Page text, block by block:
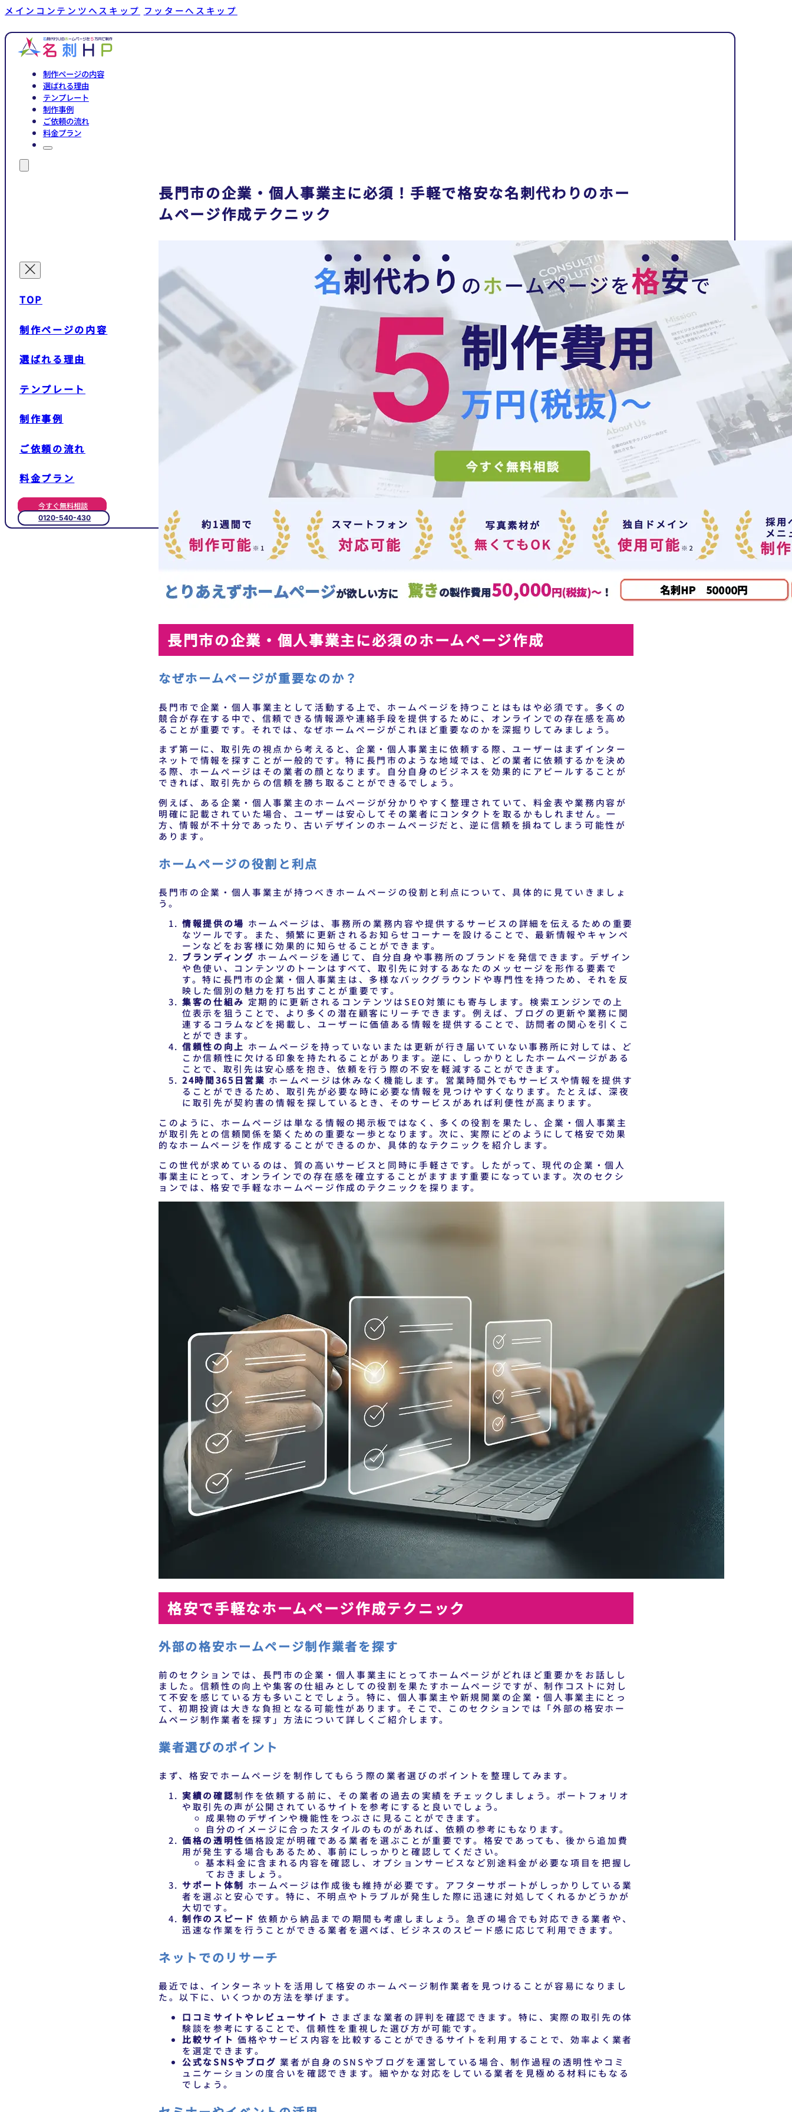
メインコンテンツへスキップ フッターへスキップ
制作ページの内容
選ばれる理由
テンプレート
制作事例
ご依頼の流れ
料金プラン
TOP
制作ページの内容
選ばれる理由
テンプレート
制作事例
ご依頼の流れ
料金プラン
今すぐ無料相談
0120-540-430
長門市の企業・個人事業主に必須！手軽で格安な名刺代わりのホー
ムページ作成テクニック
長門市の企業・個人事業主に必須のホームページ作成
なぜホームページが重要なのか？
長門市で企業・個人事業主として活動する上で、ホームページを持つことはもはや必須です。多くの
競合が存在する中で、信頼できる情報源や連絡手段を提供するために、オンラインでの存在感を高め
ることが重要です。それでは、なぜホームページがこれほど重要なのかを深掘りしてみましょう。
まず第一に、取引先の視点から考えると、企業・個人事業主に依頼する際、ユーザーはまずインター
ネットで情報を探すことが一般的です。特に長門市のような地域では、どの業者に依頼するかを決め
る際、ホームページはその業者の顔となります。自分自身のビジネスを効果的にアピールすることが
できれば、取引先からの信頼を勝ち取ることができるでしょう。
例えば、ある企業・個人事業主のホームページが分かりやすく整理されていて、料金表や業務内容が
明確に記載されていた場合、ユーザーは安心してその業者にコンタクトを取るかもしれません。一
方、情報が不十分であったり、古いデザインのホームページだと、逆に信頼を損ねてしまう可能性が
あります。
ホームページの役割と利点
長門市の企業・個人事業主が持つべきホームページの役割と利点について、具体的に見ていきましょ
う。
情報提供の場 ホームページは、事務所の業務内容や提供するサービスの詳細を伝えるための重要
なツールです。また、頻繁に更新されるお知らせコーナーを設けることで、最新情報やキャンペ
ーンなどをお客様に効果的に知らせることができます。
ブランディング ホームページを通じて、自分自身や事務所のブランドを発信できます。デザイン
や色使い、コンテンツのトーンはすべて、取引先に対するあなたのメッセージを形作る要素で
す。特に長門市の企業・個人事業主は、多様なバックグラウンドや専門性を持つため、それを反
映した個別の魅力を打ち出すことが重要です。
集客の仕組み 定期的に更新されるコンテンツはSEO対策にも寄与します。検索エンジンでの上
位表示を狙うことで、より多くの潜在顧客にリーチできます。例えば、ブログの更新や業務に関
連するコラムなどを掲載し、ユーザーに価値ある情報を提供することで、訪問者の関心を引くこ
とができます。
信頼性の向上 ホームページを持っていないまたは更新が行き届いていない事務所に対しては、ど
こか信頼性に欠ける印象を持たれることがあります。逆に、しっかりとしたホームページがある
ことで、取引先は安心感を抱き、依頼を行う際の不安を軽減することができます。
24時間365日営業 ホームページは休みなく機能します。営業時間外でもサービスや情報を提供す
ることができるため、取引先が必要な時に必要な情報を見つけやすくなります。たとえば、深夜
に取引先が契約書の情報を探しているとき、そのサービスがあれば利便性が高まります。
このように、ホームページは単なる情報の掲示板ではなく、多くの役割を果たし、企業・個人事業主
が取引先との信頼関係を築くための重要な一歩となります。次に、実際にどのようにして格安で効果
的なホームページを作成することができるのか、具体的なテクニックを紹介します。
この世代が求めているのは、質の高いサービスと同時に手軽さです。したがって、現代の企業・個人
事業主にとって、オンラインでの存在感を確立することがますます重要になっています。次のセクシ
ョンでは、格安で手軽なホームページ作成のテクニックを探ります。
格安で手軽なホームページ作成テクニック
外部の格安ホームページ制作業者を探す
前のセクションでは、長門市の企業・個人事業主にとってホームページがどれほど重要かをお話しし
ました。信頼性の向上や集客の仕組みとしての役割を果たすホームページですが、制作コストに対し
て不安を感じている方も多いことでしょう。特に、個人事業主や新規開業の企業・個人事業主にとっ
て、初期投資は大きな負担となる可能性があります。そこで、このセクションでは「外部の格安ホー
ムページ制作業者を探す」方法について詳しくご紹介します。
業者選びのポイント
まず、格安でホームページを制作してもらう際の業者選びのポイントを整理してみます。
実績の確認制作を依頼する前に、その業者の過去の実績をチェックしましょう。ポートフォリオ
や取引先の声が公開されているサイトを参考にすると良いでしょう。
成果物のデザインや機能性をつぶさに見ることができます。
自分のイメージに合ったスタイルのものがあれば、依頼の参考にもなります。
価格の透明性価格設定が明確である業者を選ぶことが重要です。格安であっても、後から追加費
用が発生する場合もあるため、事前にしっかりと確認してください。
基本料金に含まれる内容を確認し、オプションサービスなど別途料金が必要な項目を把握し
ておきましょう。
サポート体制 ホームページは作成後も維持が必要です。アフターサポートがしっかりしている業
者を選ぶと安心です。特に、不明点やトラブルが発生した際に迅速に対処してくれるかどうかが
大切です。
制作のスピード 依頼から納品までの期間も考慮しましょう。急ぎの場合でも対応できる業者や、
迅速な作業を行うことができる業者を選べば、ビジネスのスピード感に応じて利用できます。
ネットでのリサーチ
最近では、インターネットを活用して格安のホームページ制作業者を見つけることが容易になりまし
た。以下に、いくつかの方法を挙げます。
口コミサイトやレビューサイト さまざまな業者の評判を確認できます。特に、実際の取引先の体
験談を参考にすることで、信頼性を重視した選び方が可能です。
比較サイト 価格やサービス内容を比較することができるサイトを利用することで、効率よく業者
を選定できます。
公式なSNSやブログ 業者が自身のSNSやブログを運営している場合、制作過程の透明性やコミ
ュニケーションの度合いを確認できます。細やかな対応をしている業者を見極める材料にもなる
でしょう。